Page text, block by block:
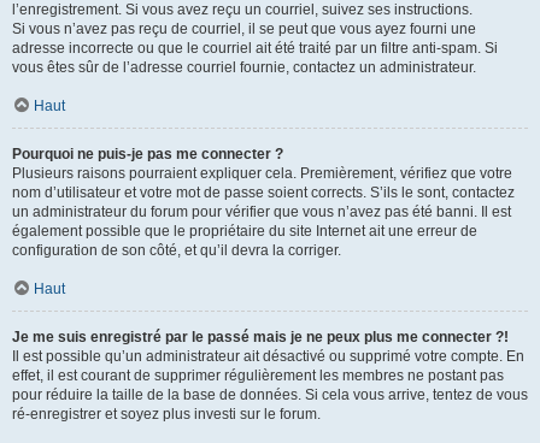
l’enregistrement. Si vous avez reçu un courriel, suivez ses instructions.
Si vous n’avez pas reçu de courriel, il se peut que vous ayez fourni une
adresse incorrecte ou que le courriel ait été traité par un filtre anti-spam. Si
vous êtes sûr de l’adresse courriel fournie, contactez un administrateur.
Haut
Pourquoi ne puis-je pas me connecter ?
Plusieurs raisons pourraient expliquer cela. Premièrement, vérifiez que votre
nom d’utilisateur et votre mot de passe soient corrects. S’ils le sont, contactez
un administrateur du forum pour vérifier que vous n’avez pas été banni. Il est
également possible que le propriétaire du site Internet ait une erreur de
configuration de son côté, et qu’il devra la corriger.
Haut
Je me suis enregistré par le passé mais je ne peux plus me connecter ?!
Il est possible qu’un administrateur ait désactivé ou supprimé votre compte. En
effet, il est courant de supprimer régulièrement les membres ne postant pas
pour réduire la taille de la base de données. Si cela vous arrive, tentez de vous
ré-enregistrer et soyez plus investi sur le forum.